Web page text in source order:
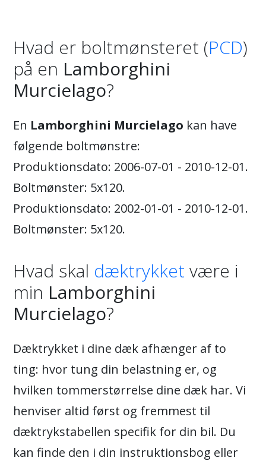
Hvad er boltmønsteret (PCD)
på en Lamborghini
Murcielago?
En Lamborghini Murcielago kan have
følgende boltmønstre:
Produktionsdato: 2006-07-01 - 2010-12-01.
Boltmønster: 5x120.
Produktionsdato: 2002-01-01 - 2010-12-01.
Boltmønster: 5x120.
Hvad skal dæktrykket være i
min Lamborghini
Murcielago?
Dæktrykket i dine dæk afhænger af to
ting: hvor tung din belastning er, og
hvilken tommerstørrelse dine dæk har. Vi
henviser altid først og fremmest til
dæktrykstabellen specifik for din bil. Du
kan finde den i din instruktionsbog eller